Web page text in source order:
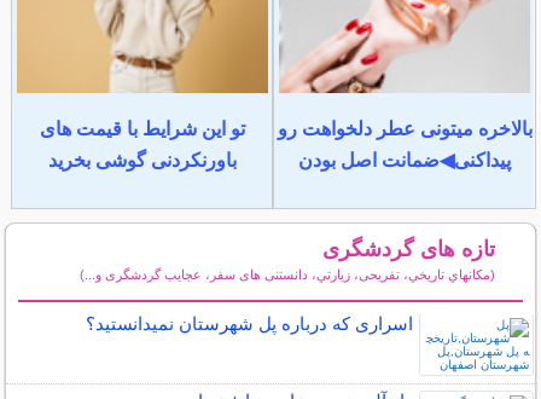
بالاخره میتونی عطر دلخواهت رو
پیداکنی◀ضمانت اصل بودن
تو این شرایط با قیمت های
باورنکردنی گوشی بخرید
تازه های گردشگری
(مكانهاي تاريخي، تفریحی، زيارتي، دانستنی های سفر، عجایب گردشگری و...)
اسراری که درباره پل شهرستان نمیدانستید؟